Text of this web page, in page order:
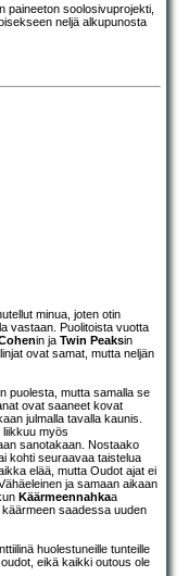
soolosivuprojekti,
neljä alkupunosta
minua, joten otin
vastaan. Puolitoista vuotta
in ja Twin Peaksin
ovat samat, mutta neljän
puolesta, mutta samalla se
ovat saaneet kovat
julmalla tavalla kaunis.
liikkuu myös
sanotakaan. Nostaako
kohti seuraavaa taistelua
elää, mutta Oudot ajat ei
ja samaan aikaan
Käärmeennahkaa
saadessa uuden
huolestuneille tunteille
eikä kaikki outous ole